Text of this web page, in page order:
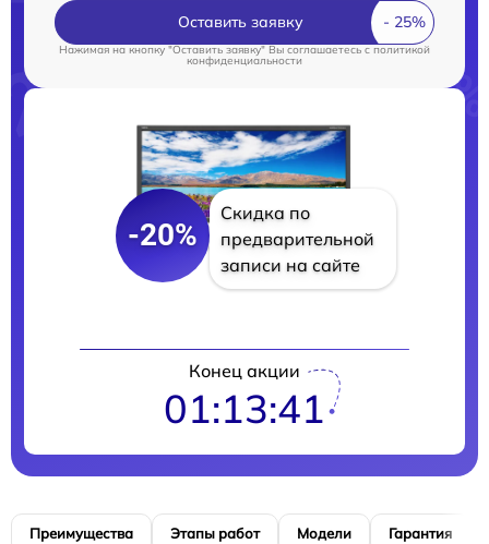
Оставить заявку
Нажимая на кнопку "Оставить заявку" Вы соглашаетесь cполитикой
конфиденциальности
-20%
Скидка по
предварительной
записи на сайте
Конец акции
01:13:40
Преимущества Этапы работ Модели Гарантия